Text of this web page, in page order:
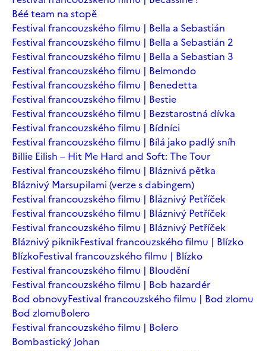
Béé team na stopě
Festival francouzského filmu | Bella a Sebastián
Festival francouzského filmu | Bella a Sebastián 2
Festival francouzského filmu | Bella a Sebastian 3
Festival francouzského filmu | Belmondo
Festival francouzského filmu | Benedetta
Festival francouzského filmu | Bestie
Festival francouzského filmu | Bezstarostná dívka
Festival francouzského filmu | Bídníci
Festival francouzského filmu | Bílá jako padlý sníh
Billie Eilish – Hit Me Hard and Soft: The Tour
Festival francouzského filmu | Bláznivá pětka
Bláznivý Marsupilami (verze s dabingem)
Festival francouzského filmu | Bláznivý Petříček
Festival francouzského filmu | Bláznivý Petříček
Festival francouzského filmu | Bláznivý Petříček
Bláznivý piknikFestival francouzského filmu | Blízko
BlízkoFestival francouzského filmu | Blízko
Festival francouzského filmu | Bloudění
Festival francouzského filmu | Bob hazardér
Bod obnovyFestival francouzského filmu | Bod zlomu
Bod zlomuBolero
Festival francouzského filmu | Bolero
Bombastický Johan